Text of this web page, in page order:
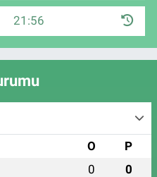
21:56
O P
0 0